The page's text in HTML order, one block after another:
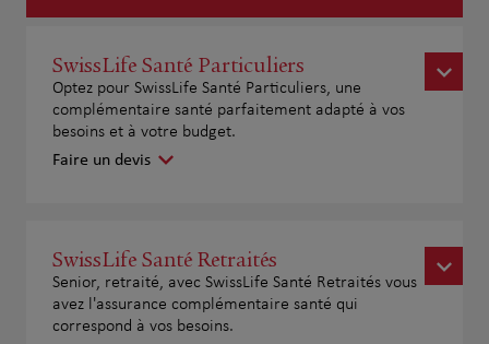
SwissLife Santé Particuliers
Optez pour SwissLife Santé Particuliers, une
complémentaire santé parfaitement adapté à vos
besoins et à votre budget.
Faire un devis
SwissLife Santé Retraités
Senior, retraité, avec SwissLife Santé Retraités vous
avez l'assurance complémentaire santé qui
correspond à vos besoins.